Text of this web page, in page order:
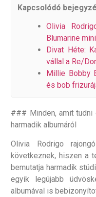
Kapcsolódó
Olivia
Blumarine
Divat Héte:
vállal a Re/
Millie Bobby
és bob
### Minden, amit tudni
harmadik albumáról
Olivia Rodrigo
következnek, hiszen a
bemutatja harmadik
egyik legújabb
albumával is